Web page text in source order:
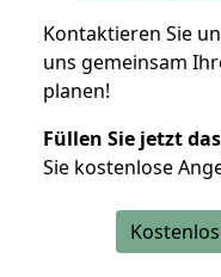
Kontaktieren Sie
uns gemeinsam
planen!
Füllen Sie jetzt
Sie kostenlose